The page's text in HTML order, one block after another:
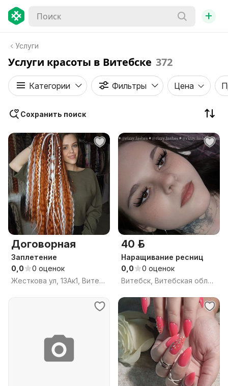
+
Услуги
Услуги красоты в Витебске 372
Категории Фильтры Цена
Сохранить поиск
Договорная
Заплетение
0,0
0 оценок
Жесткова ул, 13Ак1, Витебск, Витебская область
40 р.
Наращивание ресниц
0,0
0 оценок
Витебск, Витебская область